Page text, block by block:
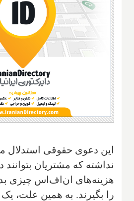
این دعوی حقوقی استدلال
نداشته که مشتریان بتوانند
هزینه‌های ان‌اف‌اس چیزی
را بگیرند. به همین علت،